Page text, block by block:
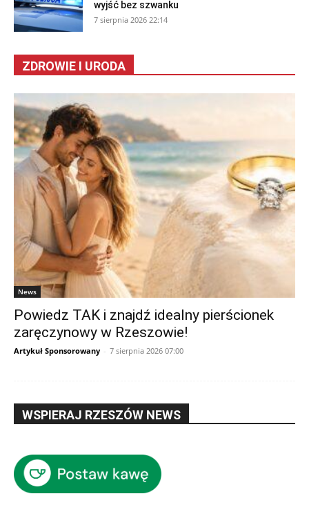
wyjść bez szwanku
7 sierpnia 2026 22:14
ZDROWIE I URODA
News
Powiedz TAK i znajdź idealny pierścionek
zaręczynowy w Rzeszowie!
Artykuł Sponsorowany - 7 sierpnia 2026 07:00
WSPIERAJ RZESZÓW NEWS